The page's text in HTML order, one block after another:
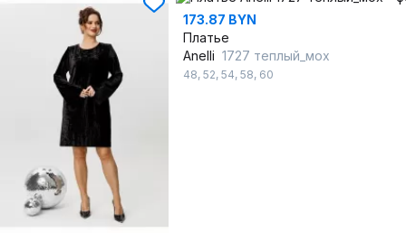
173.87 BYN
Платье
Anelli 1727 теплый_мох
48, 52, 54, 58, 60